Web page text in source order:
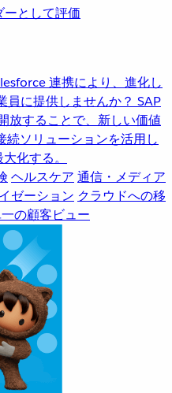
として評価
連携により、進化し
員に提供しませんか？ SAP
放することで、新しい価値
続ソリューションを活用し
化する。
ヘルスケア 通信・メディア
ゼーション クラウドへの移
の顧客ビュー